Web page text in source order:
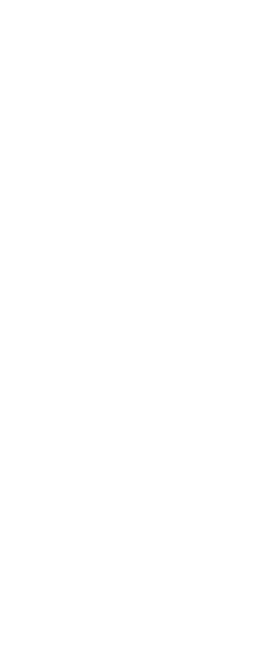
রহমানের,গ্যাস সঙ্কট
সাচিং প্রু জেরী